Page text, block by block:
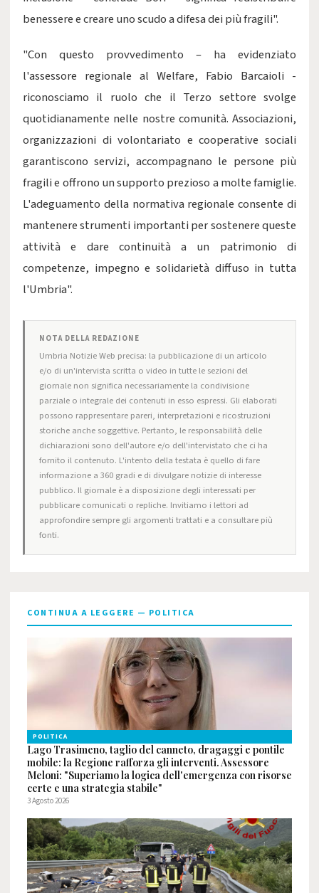
benessere e creare uno scudo a difesa dei più fragili".
"Con questo provvedimento – ha evidenziato
l'assessore regionale al Welfare, Fabio Barcaioli -
riconosciamo il ruolo che il Terzo settore svolge
quotidianamente nelle nostre comunità. Associazioni,
organizzazioni di volontariato e cooperative sociali
garantiscono servizi, accompagnano le persone più
fragili e offrono un supporto prezioso a molte famiglie.
L'adeguamento della normativa regionale consente di
mantenere strumenti importanti per sostenere queste
attività e dare continuità a un patrimonio di
competenze, impegno e solidarietà diffuso in tutta
l'Umbria".
NOTA DELLA REDAZIONE
Umbria Notizie Web precisa: la pubblicazione di un articolo
e/o di un'intervista scritta o video in tutte le sezioni del
giornale non significa necessariamente la condivisione
parziale o integrale dei contenuti in esso espressi. Gli elaborati
possono rappresentare pareri, interpretazioni e ricostruzioni
storiche anche soggettive. Pertanto, le responsabilità delle
dichiarazioni sono dell'autore e/o dell'intervistato che ci ha
fornito il contenuto. L'intento della testata è quello di fare
informazione a 360 gradi e di divulgare notizie di interesse
pubblico. Il giornale è a disposizione degli interessati per
pubblicare comunicati o repliche. Invitiamo i lettori ad
approfondire sempre gli argomenti trattati e a consultare più
fonti.
CONTINUA A LEGGERE — POLITICA
POLITICA
Lago Trasimeno, taglio del canneto, dragaggi e pontile
mobile: la Regione rafforza gli interventi. Assessore
Meloni: "Superiamo la logica dell'emergenza con risorse
certe e una strategia stabile"
3 Agosto 2026